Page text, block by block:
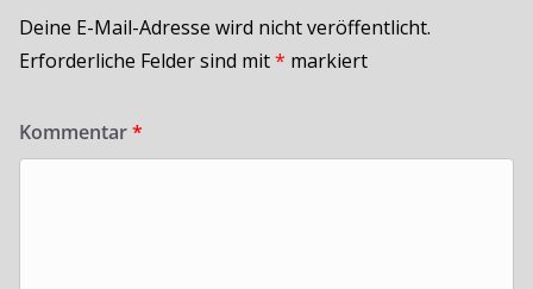
Deine E-Mail-Adresse wird nicht veröffentlicht.
Erforderliche Felder sind mit* markiert
Kommentar*